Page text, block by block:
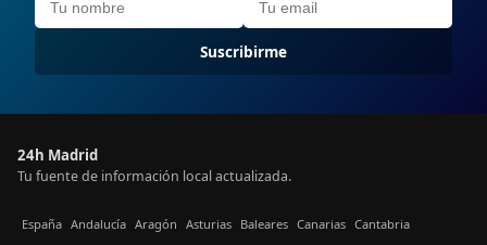
Suscribirme
24h Madrid
Tu fuente de información local actualizada.
España Andalucía Aragón Asturias Baleares Canarias Cantabria